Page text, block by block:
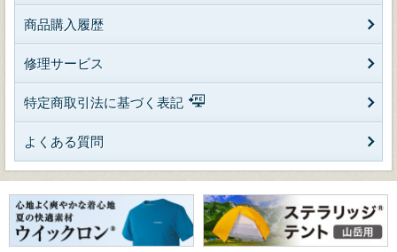
商品購入履歴
修理サービス
特定商取引法に基づく表記
よくある質問